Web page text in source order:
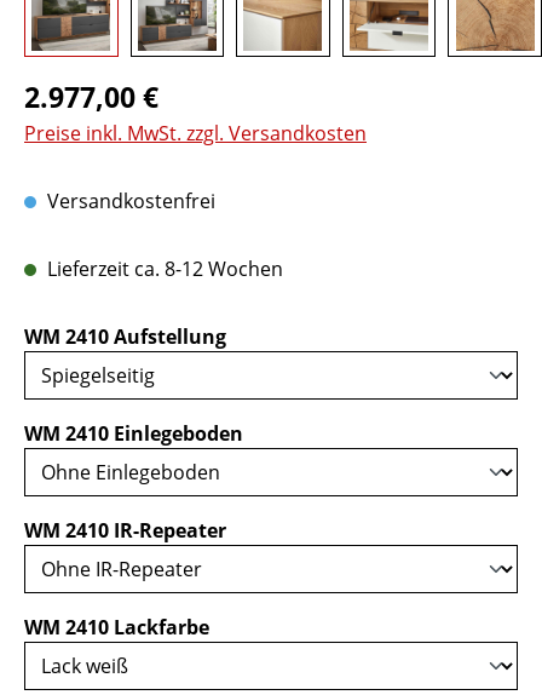
Regulärer Preis:
2.977,00 €
Preise inkl. MwSt. zzgl. Versandkosten
Versandkostenfrei
Lieferzeit ca. 8-12 Wochen
WM 2410 Aufstellungauswählen
WM 2410 Einlegeboden
WM 2410 IR-Repeaterauswählen
WM 2410 Lackfarbeauswählen